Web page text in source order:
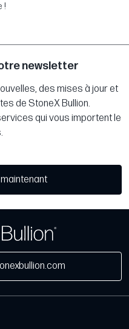
!
newsletter
des mises à jour et
de StoneX Bullion.
qui vous importent le